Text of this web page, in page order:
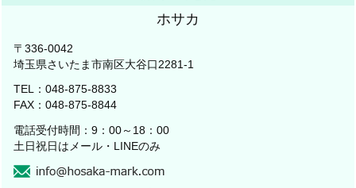
ホサカ
〒336-0042
埼玉県さいたま市南区大谷口2281-1
TEL：048-875-8833
FAX：048-875-8844
電話受付時間：9：00～18：00
土日祝日はメール・LINEのみ